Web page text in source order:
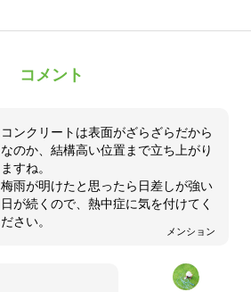
コメント
メンション
コンクリートは表面がざらざらだから
なのか、結構高い位置まで立ち上がり
ますね。
梅雨が明けたと思ったら日差しが強い
日が続くので、熱中症に気を付けてく
ださい。